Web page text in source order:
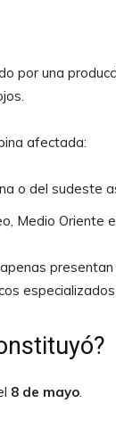
por una
afectada:
o del sudeste
Medio Oriente
8 de mayo.